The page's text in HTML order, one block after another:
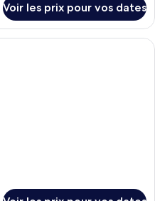
Voir les prix pour vos dates
Une chambre d’hôtel moderne